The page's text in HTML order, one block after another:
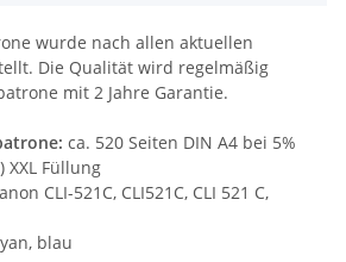
wurde nach allen aktuellen
Die Qualität wird regelmäßig
mit 2 Jahre Garantie.
ca. 520 Seiten DIN A4 bei 5%
XXL Füllung
CLI-521C, CLI521C, CLI 521 C,
blau